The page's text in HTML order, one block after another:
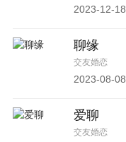
2023-12-18
聊缘
交友婚恋
2023-08-08
爱聊
交友婚恋